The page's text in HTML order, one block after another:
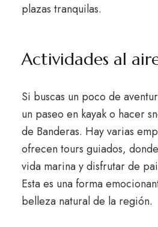
plazas tranquilas.
Actividades al
Si buscas un poco de
un paseo en kayak o hacer
de Banderas. Hay varias
ofrecen tours guiados,
vida marina y disfrutar de
Esta es una forma
belleza natural de la región.